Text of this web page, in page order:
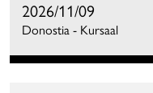
2026/11/09
Donostia - Kursaal